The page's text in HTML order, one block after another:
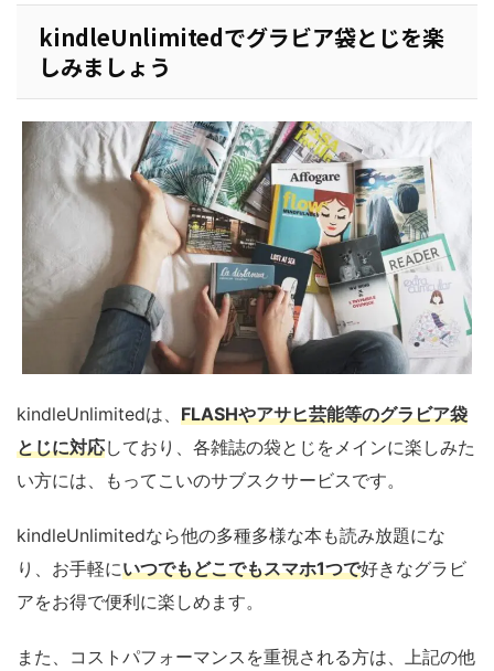
kindleUnlimitedでグラビア袋とじを楽
しみましょう
kindleUnlimitedは、 FLASHやアサヒ芸能等のグラビア袋
とじに対応しており、各雑誌の袋とじをメインに楽しみた
い方には、もってこいのサブスクサービスです。
kindleUnlimitedなら他の多種多様な本も読み放題にな
り、お手軽にいつでもどこでもスマホ1つで好きなグラビ
アをお得で便利に楽しめます。
また、コストパフォーマンスを重視される方は、上記の他